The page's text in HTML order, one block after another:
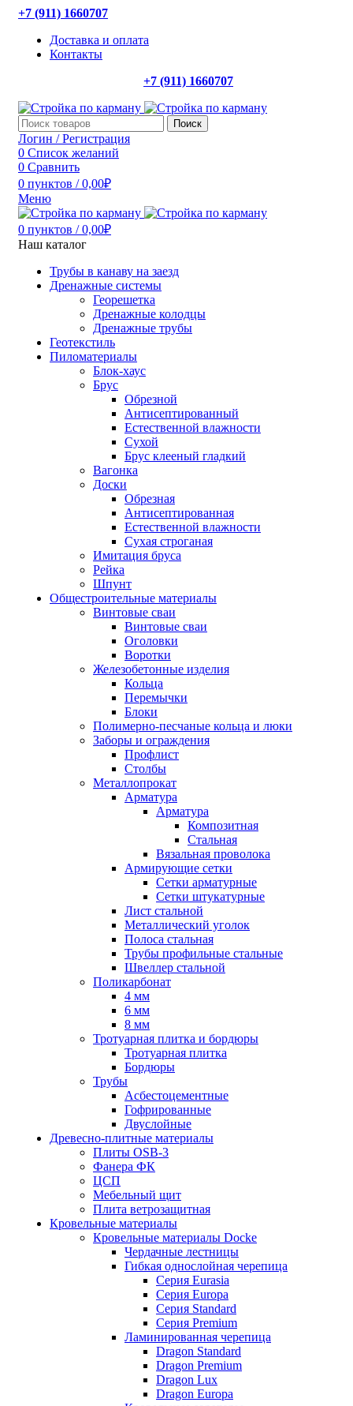
+7 (911) 1660707
Доставка и оплата
Контакты
+7 (911) 1660707
Поиск
Логин / Регистрация
0 Список желаний
0 Сравнить
0 пунктов / 0,00₽
Меню
0 пунктов / 0,00₽
Наш каталог
Трубы в канаву на заезд
Дренажные системы
Георешетка
Дренажные колодцы
Дренажные трубы
Геотекстиль
Пиломатериалы
Блок-хаус
Брус
Обрезной
Антисептированный
Естественной влажности
Сухой
Брус клееный гладкий
Вагонка
Доски
Обрезная
Антисептированная
Естественной влажности
Сухая строганая
Имитация бруса
Рейка
Шпунт
Общестроительные материалы
Винтовые сваи
Винтовые сваи
Оголовки
Воротки
Железобетонные изделия
Кольца
Перемычки
Блоки
Полимерно-песчаные кольца и люки
Заборы и ограждения
Профлист
Столбы
Металлопрокат
Арматура
Арматура
Композитная
Стальная
Вязальная проволока
Армирующие сетки
Сетки арматурные
Сетки штукатурные
Лист стальной
Металлический уголок
Полоса стальная
Трубы профильные стальные
Швеллер стальной
Поликарбонат
4 мм
6 мм
8 мм
Тротуарная плитка и бордюры
Тротуарная плитка
Бордюры
Трубы
Асбестоцементные
Гофрированные
Двуслойные
Древесно-плитные материалы
Плиты OSB-3
Фанера ФК
ЦСП
Мебельный щит
Плита ветрозащитная
Кровельные материалы
Кровельные материалы Docke
Чердачные лестницы
Гибкая однослойная черепица
Серия Eurasia
Серия Europa
Серия Standard
Серия Premium
Ламинированная черепица
Dragon Standard
Dragon Premium
Dragon Lux
Dragon Europa